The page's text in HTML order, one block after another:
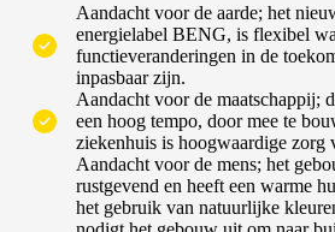
Aandacht voor de aarde; het
energielabel BENG, is flexibel
functieveranderingen in de
inpasbaar zijn.
Aandacht voor de maatschappij;
een hoog tempo, door mee te
ziekenhuis is hoogwaardige zorg
Aandacht voor de mens; het
rustgevend en heeft een warme
het gebruik van natuurlijke